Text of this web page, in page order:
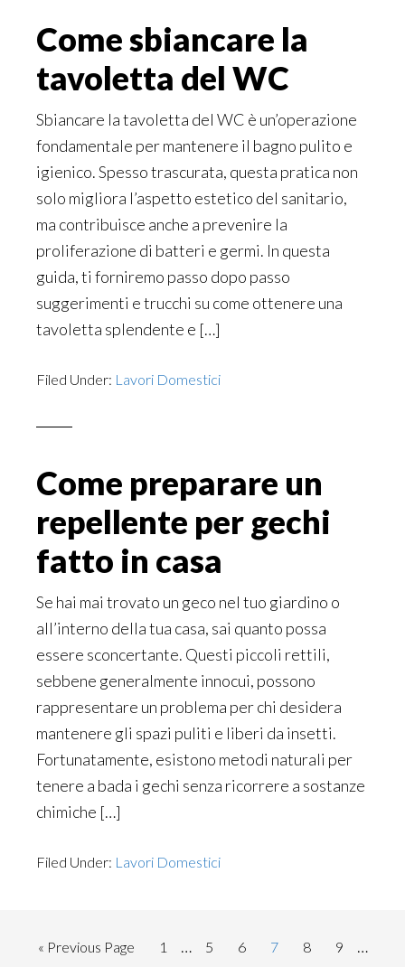
Come sbiancare la
tavoletta del WC
Sbiancare la tavoletta del WC è un’operazione
fondamentale per mantenere il bagno pulito e
igienico. Spesso trascurata, questa pratica non
solo migliora l’aspetto estetico del sanitario,
ma contribuisce anche a prevenire la
proliferazione di batteri e germi. In questa
guida, ti forniremo passo dopo passo
suggerimenti e trucchi su come ottenere una
tavoletta splendente e […]
Filed Under: Lavori Domestici
Come preparare un
repellente per gechi
fatto in casa
Se hai mai trovato un geco nel tuo giardino o
all’interno della tua casa, sai quanto possa
essere sconcertante. Questi piccoli rettili,
sebbene generalmente innocui, possono
rappresentare un problema per chi desidera
mantenere gli spazi puliti e liberi da insetti.
Fortunatamente, esistono metodi naturali per
tenere a bada i gechi senza ricorrere a sostanze
chimiche […]
Filed Under: Lavori Domestici
« Go
Previous Page Page
1
Interim
… Page
5 Page
6 Page
7 Page
8 Page
9 …